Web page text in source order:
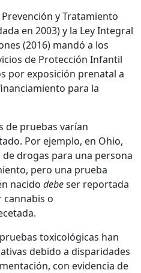
y Tratamiento
en 2003) y la Ley Integral
(2016) mandó a los
de Protección Infantil
por exposición prenatal a
para la
de pruebas varían
Por ejemplo, en Ohio,
drogas para una persona
pero una prueba
nacido debeser reportada
cannabis o
toxicológicas han
debido a disparidades
con evidencia de